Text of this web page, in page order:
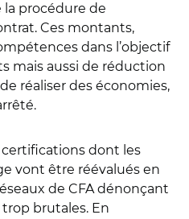
la procédure de
Ces montants,
dans l’objectif
mais aussi de réduction
réaliser des économies,
dont les
vont être réévalués en
de CFA dénonçant
brutales. En